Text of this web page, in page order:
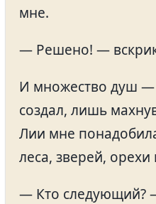
мне.
— Решено! —
И множество душ
создал, лишь
Лии мне
леса, зверей, орехи
— Кто следующий?